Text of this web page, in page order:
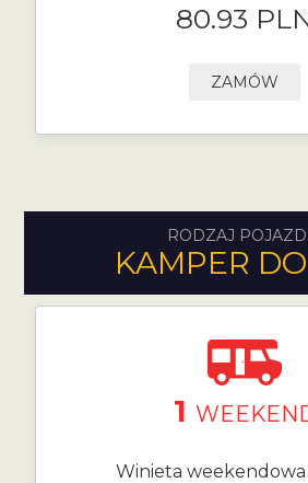
80.93
ZAMÓW
RODZAJ
KAMPER
1
Winieta weekendowa